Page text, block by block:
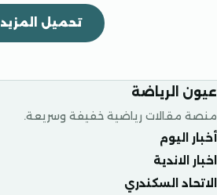
تحميل المزيد
عيون الرياضة
منصة مقالات رياضية خفيفة وسريعة.
أخبار اليوم
اخبار الاندية
الاتحاد السكندري